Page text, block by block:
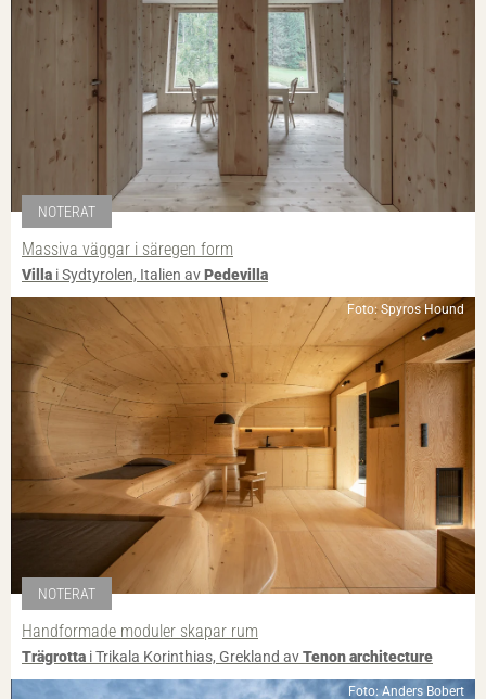
NOTERAT
Massiva väggar i säregen form
Villa i Sydtyrolen, Italien avPedevilla
Foto: Spyros Hound
NOTERAT
Handformade moduler skapar rum
Trägrotta i Trikala Korinthias, Grekland avTenon architecture
Foto: Anders Bobert